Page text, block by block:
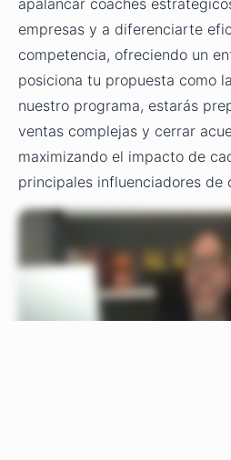
apalancar coaches
empresas y a diferenciarte
competencia, ofreciendo un
posiciona tu propuesta como
nuestro programa, estarás
ventas complejas y cerrar
maximizando el impacto de
principales influenciadores de